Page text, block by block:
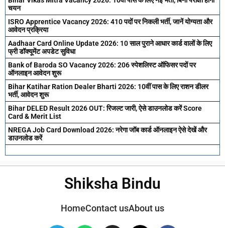
चयन
ISRO Apprentice Vacancy 2026: 410 पदों पर निकली भर्ती, जानें योग्यता और
आवेदन प्रक्रिया
Aadhaar Card Online Update 2026: 10 साल पुराने आधार कार्ड वालों के लिए
फ्री डॉक्यूमेंट अपडेट सुविधा
Bank of Baroda SO Vacancy 2026: 206 स्पेशलिस्ट ऑफिसर पदों पर
ऑनलाइन आवेदन शुरू
Bihar Katihar Ration Dealer Bharti 2026: 10वीं पास के लिए राशन डीलर
भर्ती, आवेदन शुरू
Bihar DELED Result 2026 OUT: रिजल्ट जारी, ऐसे डाउनलोड करें Score
Card & Merit List
NREGA Job Card Download 2026: नरेगा जॉब कार्ड ऑनलाइन ऐसे देखें और
डाउनलोड करें
Shiksha Bindu
HomeContact usAbout us